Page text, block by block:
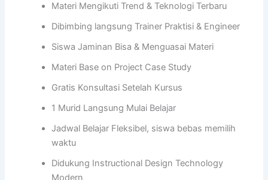
Materi Mengikuti Trend & Teknologi Terbaru
Dibimbing langsung Trainer Praktisi & Engineer
Siswa Jaminan Bisa & Menguasai Materi
Materi Base on Project Case Study
Gratis Konsultasi Setelah Kursus
1 Murid Langsung Mulai Belajar
Jadwal Belajar Fleksibel, siswa bebas memilih
waktu
Didukung Instructional Design Technology
Modern